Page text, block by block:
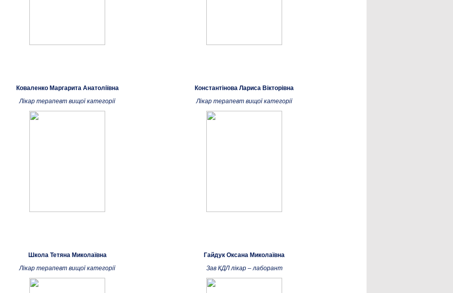
Коваленко Маргарита Анатоліївна
Лікар терапевт вищої категорії
Константінова Лариса Вікторівна
Лікар терапевт вищої категорії
Школа Тетяна Миколаївна
Лікар терапевт вищої категорії
Гайдук Оксана Миколаївна
Зав КДЛ лікар – лаборант